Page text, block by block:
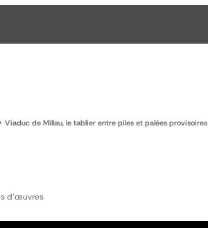
Viaduc de Millau, le tablier entre piles et palées provisoires
d'œuvres